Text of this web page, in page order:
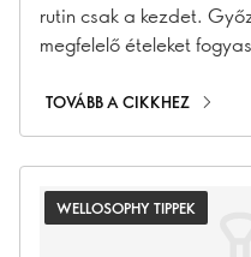
rutin csak a kezdet.
megfelelő ételeket
TOVÁBB A CIKKHEZ
WELLOSOPHY TIPPEK